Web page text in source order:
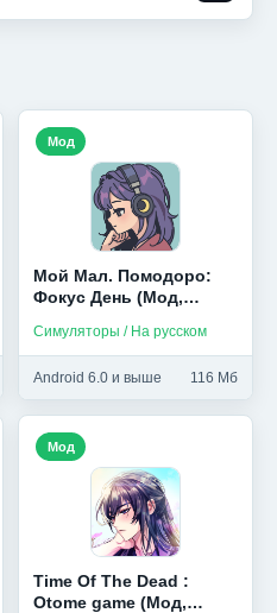
Мой Мал. Помодоро:
Фокус День (Мод,
Симуляторы / На русском
Android 6.0 и выше 116 Мб
Мод
Time Of The Dead :
Otome game (Мод,
Мод